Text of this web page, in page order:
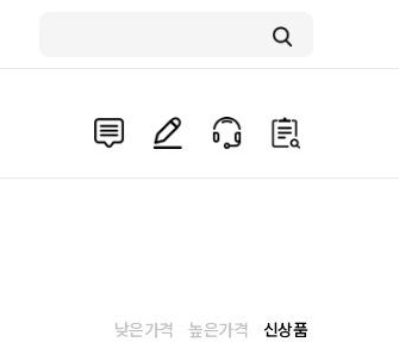
낮은가격 높은가격 신상품